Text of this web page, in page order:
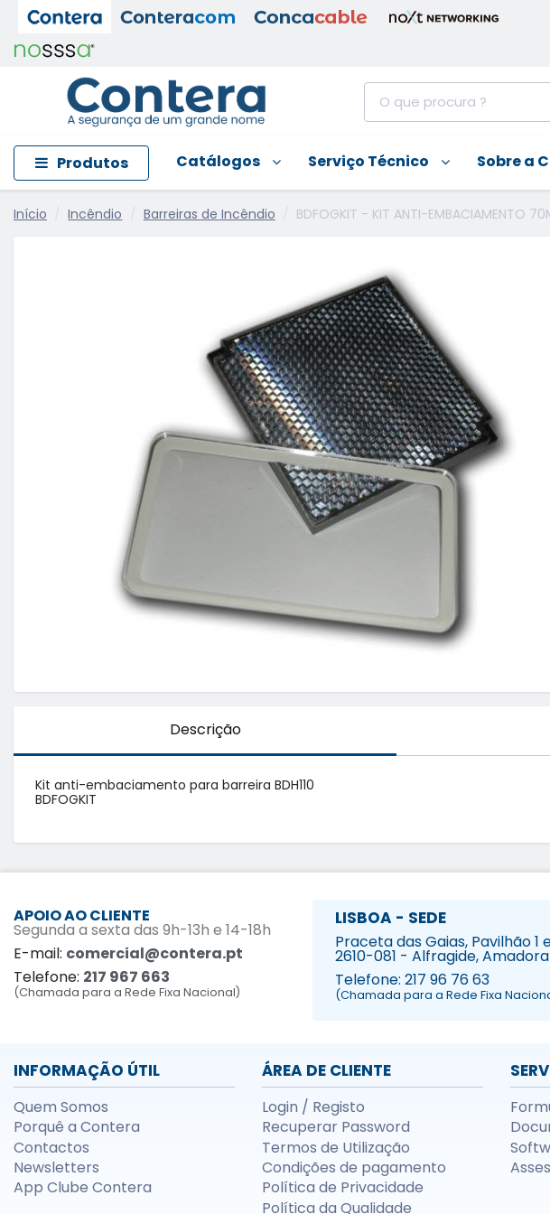
Produtos Catálogos Serviço Técnico Sobre a
Início Incêndio Barreiras de Incêndio BDFOGKIT - KIT ANTI-EMBACIAMENTO
Descrição
Kit anti-embaciamento para barreira BDH110
BDFOGKIT
APOIO AO CLIENTE
Segunda a sexta das 9h-13h e 14-18h
E-mail: comercial@contera.pt
Telefone: 217 967 663
(Chamada para a Rede Fixa Nacional)
LISBOA - SEDE
Praceta das Gaias, Pavilhão 1
2610-081 - Alfragide, Amadora
Telefone: 217 96 76 63
(Chamada para a Rede Fixa
INFORMAÇÃO ÚTIL
Quem Somos
Porquê a Contera
Contactos
Newsletters
App Clube Contera
ÁREA DE CLIENTE
Login / Registo
Recuperar Password
Termos de Utilização
Condições de pagamento
Política de Privacidade
Política da Qualidade